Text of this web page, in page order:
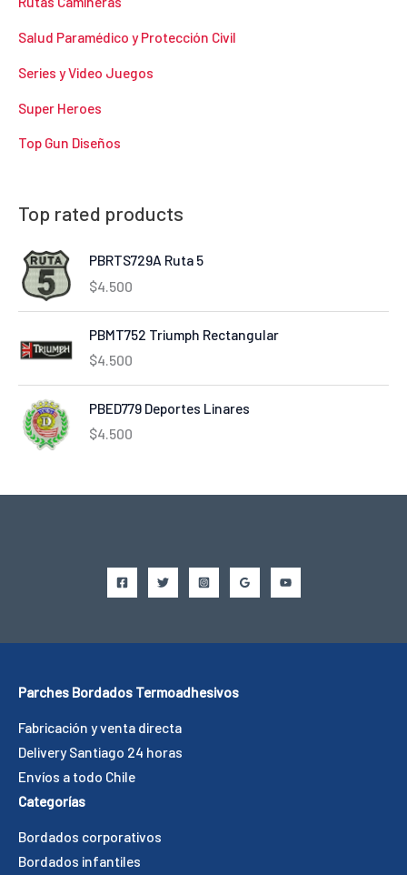
Salud Paramédico y Protección Civil
Series y Video Juegos
Super Heroes
Top Gun Diseños
Top rated products
PBRTS729A Ruta 5
$4.500
PBMT752 Triumph Rectangular
$4.500
PBED779 Deportes Linares
$4.500
Parches Bordados Termoadhesivos
Fabricación y venta directa
Delivery Santiago 24 horas
Envíos a todo Chile
Categorías
Bordados corporativos
Bordados infantiles